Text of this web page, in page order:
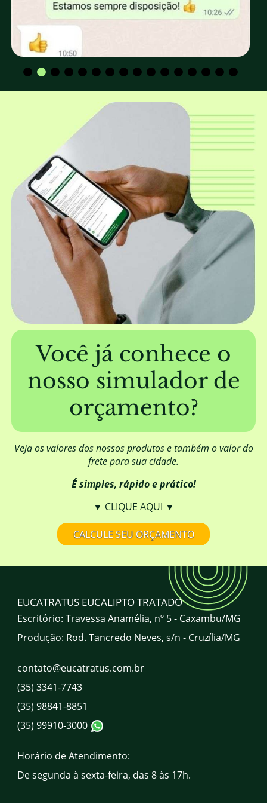
Os valores para CPF e CNPJ são os mesmos?
Qual a altura padrão dos mourões
utilizados para construção de cerca e
Qual o diâmetro mais utilizado para
construção de cerca e curral?
Além dos mourões roliços, a EUCATRATUS
também trabalha com mourões
quadrados?
A EUCATRATUS trabalha com mourões
furados?
Além de fornecer a madeira, a EUCATRATUS
também elabora projetos de construção?
Posso aplicar algum produto para
melhorar o aspecto visual da madeira?
Qual é a origem da madeira da
EUCATRATUS?
A madeira da EUCATRATUS necessita de
Onde comprar mourão de eucalipto
tratado em Minas Gerais? Qual a
A EUCATRATUS atende todo o Brasil?
Qual o horário de atendimento da
Quais são os canais de atendimento da
EUCATRATUS?
Você já conhece o
nosso simulador de
orçamento?
Veja os valores dos nossos produtos e também o valor do
frete para sua cidade.
É simples, rápido e prático!
▼ CLIQUE AQUI ▼
CALCULE SEU ORÇAMENTO
EUCATRATUS EUCALIPTO TRATADO
Escritório: Travessa Anamélia, nº 5 - Caxambu/MG
Produção: Rod. Tancredo Neves, s/n - Cruzília/MG
contato@eucatratus.com.br
(35) 3341-7743
(35) 98841-8851
(35) 99910-3000
Horário de Atendimento:
De segunda à sexta-feira, das 8 às 17h.